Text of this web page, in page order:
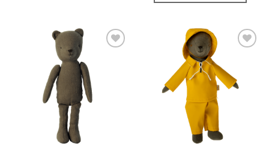
Wunschliste
Wunschliste